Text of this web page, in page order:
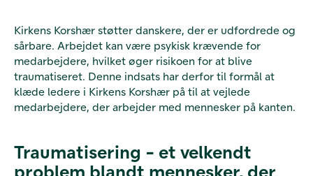
Kirkens Korshær støtter danskere, der er udfordrede og
sårbare. Arbejdet kan være psykisk krævende for
medarbejdere, hvilket øger risikoen for at blive
traumatiseret. Denne indsats har derfor til formål at
klæde ledere i Kirkens Korshær på til at vejlede
medarbejdere, der arbejder med mennesker på kanten.
Traumatisering - et velkendt
problem blandt mennesker, der